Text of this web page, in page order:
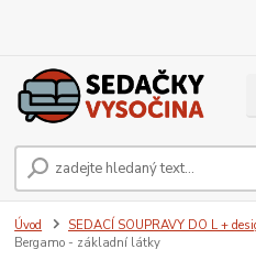
Úvod
SEDACÍ SOUPRAVY DO L +
Bergamo - základní látky